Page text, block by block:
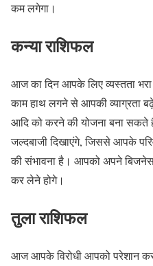
कम लगेगा।
कन्या राशिफल
आज का दिन आपके लिए व्यस्तता
काम हाथ लगने से आपकी व्याग्रता
आदि को करने की योजना बना
जल्दबाजी दिखाएंगे, जिससे आपके
की संभावना है। आपको अपने
कर लेने होगे।
तुला राशिफल
आज आपके विरोधी आपको परेशान